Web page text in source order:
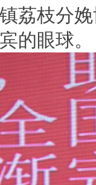
荔枝分
的眼球。